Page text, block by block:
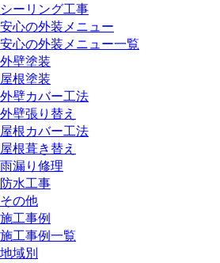
シーリング工事
安心の外装メニュー
安心の外装メニュー一覧
外壁塗装
屋根塗装
外壁カバー工法
外壁張り替え
屋根カバー工法
屋根葺き替え
雨漏り修理
防水工事
その他
施工事例
施工事例一覧
地域別